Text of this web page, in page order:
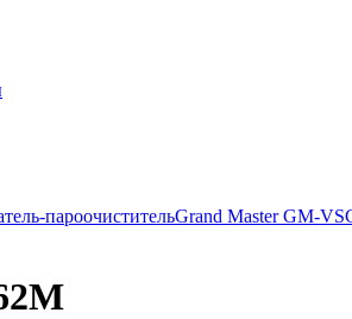
пароочистительGrand Master GM-